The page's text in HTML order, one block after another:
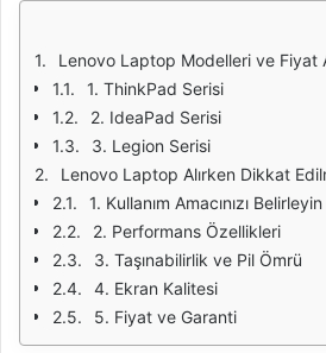
Lenovo Laptop Modelleri ve Fiyat
1. ThinkPad Serisi
2. IdeaPad Serisi
3. Legion Serisi
Lenovo Laptop Alırken Dikkat
1. Kullanım Amacınızı Belirleyin
2. Performans Özellikleri
3. Taşınabilirlik ve Pil Ömrü
4. Ekran Kalitesi
5. Fiyat ve Garanti